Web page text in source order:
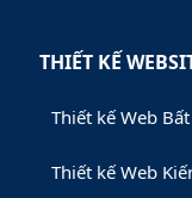
THIẾT KẾ
Thiết kế Web
Thiết kế Web